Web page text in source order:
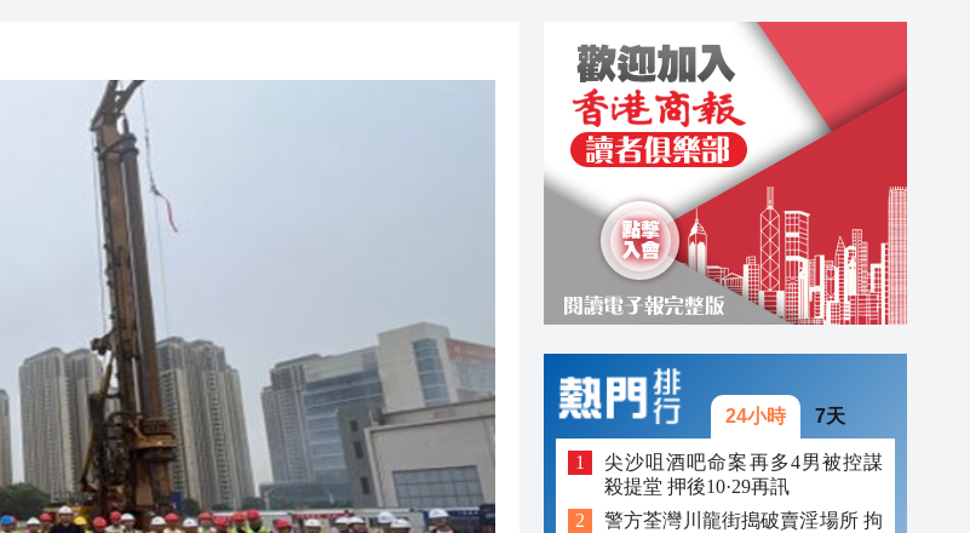
多老人的晚年健康
術 設備劇烈晃動
逾百幅名家力作匯聚香江
24小時 7天
尖沙咀酒吧命案再多4男被控謀
殺提堂 押後10·29再訊
警方荃灣川龍街搗破賣淫場所 拘